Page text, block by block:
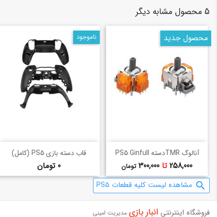
5 محصول مشابه دیگر
آنالوگ TMRدسته PS5 Ginfull
قیمت 258,000 تا 300,000 تومان
محصول جدید
shopping_basketخرید سریع قاب دسته بازی PS5 (کامل)
قیمت 0 تومان
ناموجود
shopping_basketخرید سریع
search مشاهده لیست کلیه قطعات PS5
فروشگاه اینترنتی انبار بازی‌ مدیریت امینی